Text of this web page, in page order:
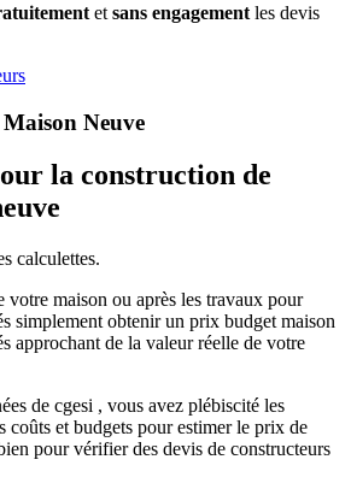
et sans engagement les devis
Neuve
la construction de
calculettes.
votre maison ou après les travaux pour
simplement obtenir un prix budget maison
approchant de la valeur réelle de votre
de cgesi , vous avez plébiscité les
coûts et budgets pour estimer le prix de
pour vérifier des devis de constructeurs